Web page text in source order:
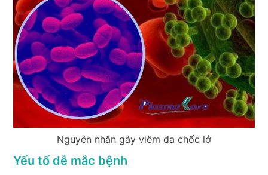
Nguyên nhân gây viêm da chốc lở
Yếu tố dễ mắc bệnh